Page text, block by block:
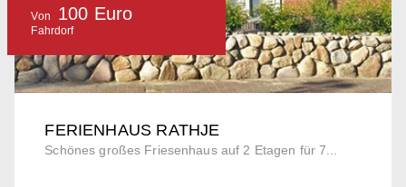
FERIENHAUS RATHJE
Schönes großes Friesenhaus auf 2 Etagen für 7...
Von 100 Euro
Fahrdorf